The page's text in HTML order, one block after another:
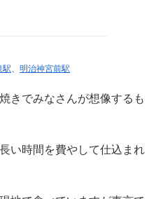
駅 明治神宮前駅
きでみなさんが想像するも
い時間を費やして仕込まれ